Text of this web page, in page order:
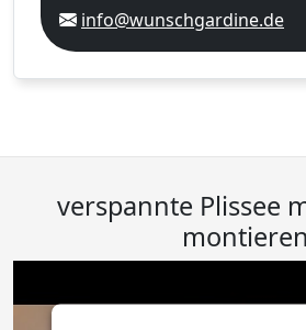
info@wunschgardine.de
verspannte Plissee
montieren